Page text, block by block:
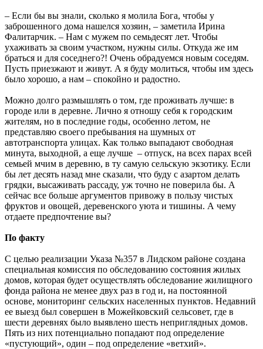
– Если бы вы знали, сколько я молила Бога, чтобы у
заброшенного дома нашелся хозяин, – заметила Ирина
Фалитарчик. – Нам с мужем по семьдесят лет. Чтобы
ухаживать за своим участком, нужны силы. Откуда же им
браться и для соседнего?! Очень обрадуемся новым соседям.
Пусть приезжают и живут. А я буду молиться, чтобы им здесь
было хорошо, а нам – спокойно и радостно.
Можно долго размышлять о том, где проживать лучше: в
городе или в деревне. Лично я отношу себя к городским
жителям, но в последние годы, особенно летом, не
представляю своего пребывания на шумных от
автотранспорта улицах. Как только выпадают свободная
минута, выходной, а еще лучше – отпуск, на всех парах всей
семьей мчим в деревню, в ту самую сельскую экзотику. Если
бы лет десять назад мне сказали, что буду с азартом делать
грядки, высаживать рассаду, уж точно не поверила бы. А
сейчас все больше аргументов привожу в пользу чистых
фруктов и овощей, деревенского уюта и тишины. А чему
отдаете предпочтение вы?
По факту
С целью реализации Указа №357 в Лидском районе создана
специальная комиссия по обследованию состояния жилых
домов, которая будет осуществлять обследование жилищного
фонда района не менее двух раз в год и, на постоянной
основе, мониторинг сельских населенных пунктов. Недавний
ее выезд был совершен в Можейковский сельсовет, где в
шести деревнях было выявлено шесть неприглядных домов.
Пять из них потенциально попадают под определение
«пустующий», один – под определение «ветхий».